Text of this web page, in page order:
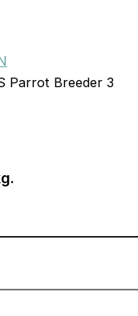
Parrot Breeder 3